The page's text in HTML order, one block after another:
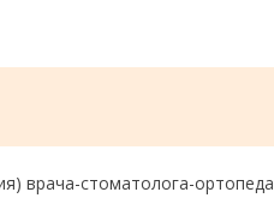
врача-стоматолога-ортопеда